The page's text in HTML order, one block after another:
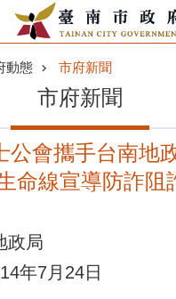
動態 市府新聞
市府新聞
公會攜手台南地
命線宣導防詐阻
政局
年7月24日